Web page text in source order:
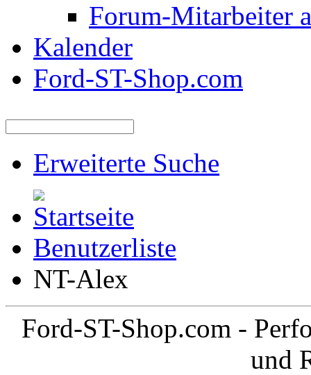
Forum-Mitarbeiter
Kalender
Ford-ST-Shop.com
Erweiterte Suche
Benutzerliste
NT-Alex
Ford-ST-Shop.com -
und